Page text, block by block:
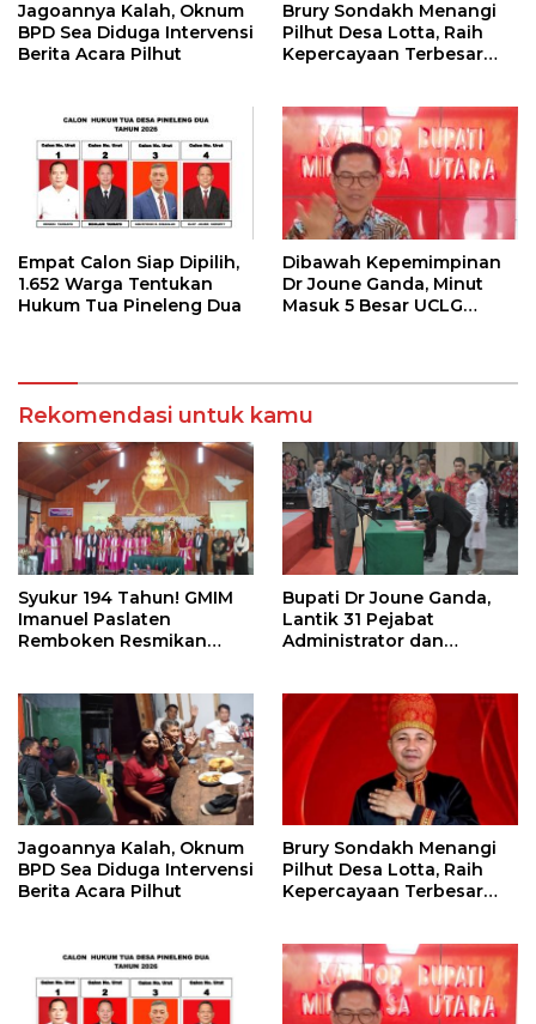
Jagoannya Kalah, Oknum
BPD Sea Diduga Intervensi
Berita Acara Pilhut
Brury Sondakh Menangi
Pilhut Desa Lotta, Raih
Kepercayaan Terbesar
Empat Calon Siap Dipilih,
1.652 Warga Tentukan
Hukum Tua Pineleng Dua
Dibawah Kepemimpinan
Dr Joune Ganda, Minut
Masuk 5 Besar UCLG
Rekomendasi untuk kamu
Syukur 194 Tahun! GMIM
Imanuel Paslaten
Remboken Resmikan
Bupati Dr Joune Ganda,
Lantik 31 Pejabat
Administrator dan
Jagoannya Kalah, Oknum
BPD Sea Diduga Intervensi
Berita Acara Pilhut
Brury Sondakh Menangi
Pilhut Desa Lotta, Raih
Kepercayaan Terbesar